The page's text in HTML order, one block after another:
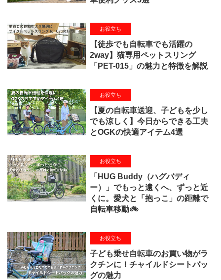
お役立ち
【徒歩でも自転車でも活躍の
2way】猫専用ペットスリング
「PET-015」の魅力と特徴を解説
お役立ち
【夏の自転車送迎、子どもを少し
でも涼しく】今日からできる工夫
とOGKの快適アイテム4選
お役立ち
「HUG Buddy（ハグバディ
ー）」でもっと遠くへ、ずっと近
くに。愛犬と「抱っこ」の距離で
自転車移動🚲
お役立ち
子ども乗せ自転車のお買い物がラ
クチンに！チャイルドシートバッ
グの魅力